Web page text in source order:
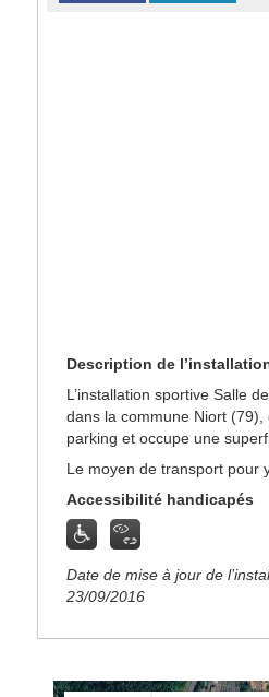
Description de
L’installation sportive Salle
dans la commune Niort
parking et occupe une
Le moyen de transport pour
Accessibilité handicapés
Date de mise à jour de
23/09/2016